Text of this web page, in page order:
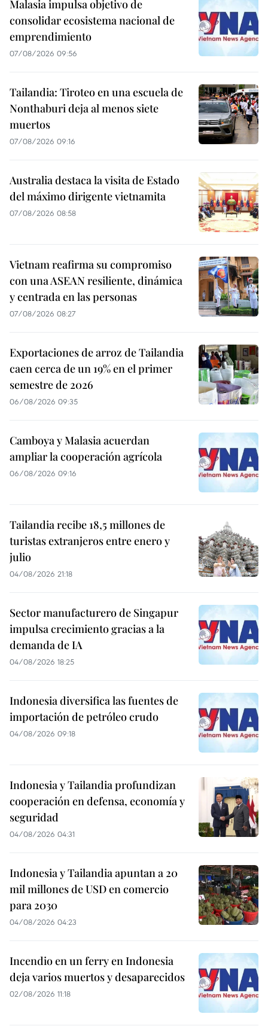
Malasia impulsa objetivo de
consolidar ecosistema nacional de
emprendimiento
07/08/2026 09:56
Tailandia: Tiroteo en una escuela de
Nonthaburi deja al menos siete
muertos
07/08/2026 09:16
Australia destaca la visita de Estado
del máximo dirigente vietnamita
07/08/2026 08:58
Vietnam reafirma su compromiso
con una ASEAN resiliente, dinámica
y centrada en las personas
07/08/2026 08:27
Exportaciones de arroz de Tailandia
caen cerca de un 19% en el primer
semestre de 2026
06/08/2026 09:35
Camboya y Malasia acuerdan
ampliar la cooperación agrícola
06/08/2026 09:16
Tailandia recibe 18,5 millones de
turistas extranjeros entre enero y
julio
04/08/2026 21:18
Sector manufacturero de Singapur
impulsa crecimiento gracias a la
demanda de IA
04/08/2026 18:25
Indonesia diversifica las fuentes de
importación de petróleo crudo
04/08/2026 09:18
Indonesia y Tailandia profundizan
cooperación en defensa, economía y
seguridad
04/08/2026 04:31
Indonesia y Tailandia apuntan a 20
mil millones de USD en comercio
para 2030
04/08/2026 04:23
Incendio en un ferry en Indonesia
deja varios muertos y desaparecidos
02/08/2026 11:18